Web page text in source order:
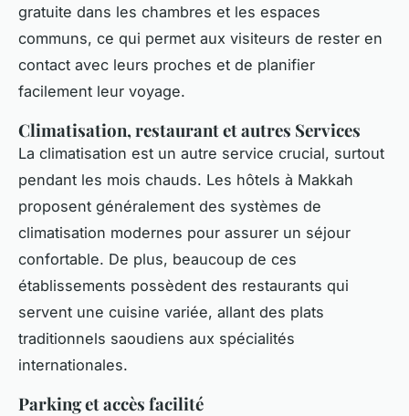
gratuite dans les chambres et les espaces
communs, ce qui permet aux visiteurs de rester en
contact avec leurs proches et de planifier
facilement leur voyage.
Climatisation, restaurant et autres Services
La climatisation est un autre service crucial, surtout
pendant les mois chauds. Les hôtels à Makkah
proposent généralement des systèmes de
climatisation modernes pour assurer un séjour
confortable. De plus, beaucoup de ces
établissements possèdent des restaurants qui
servent une cuisine variée, allant des plats
traditionnels saoudiens aux spécialités
internationales.
Parking et accès facilité